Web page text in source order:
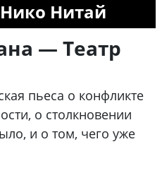
Нитай
— Театр
пьеса о конфликте
о столкновении
и о том, чего уже